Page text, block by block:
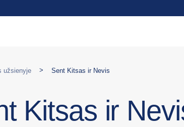
užsienyje > Sent Kitsas ir Nevis
Kitsas ir